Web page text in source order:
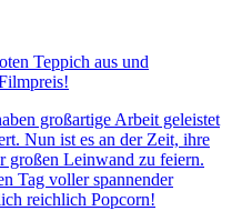
Teppich aus und
großartige Arbeit geleistet
Nun ist es an der Zeit, ihre
großen Leinwand zu feiern.
Tag voller spannender
reichlich Popcorn!